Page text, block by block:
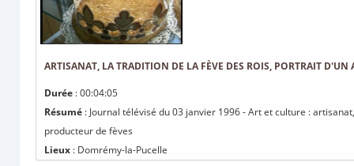
ARTISANAT, LA TRADITION DE LA FÈVE DES ROIS, PORTRAIT D'UN
Durée : 00:04:05
Résumé : Journal télévisé du 03 janvier 1996 - Art et culture :
producteur de fèves
Lieux : Domrémy-la-Pucelle